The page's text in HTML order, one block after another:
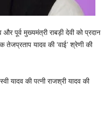
पूर्व मुख्यमंत्री राबड़ी देवी को प्रदान
तेजप्रताप यादव की ‘वाई’ श्रेणी की
यादव की पत्नी राजश्री यादव की